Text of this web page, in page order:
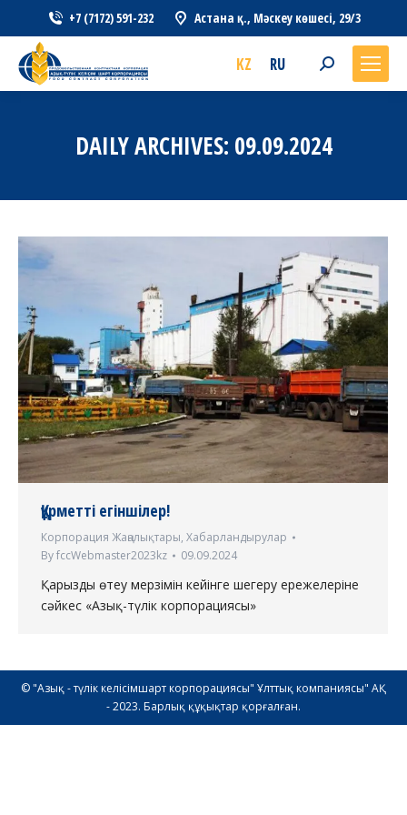
+7 (7172) 591-232 Астана қ., Мәскеу көшесі, 29/3
KZ RU Search:
DAILY ARCHIVES: 09.09.2024
Құрметті егіншілер!
Корпорация Жаңалықтары, Хабарландырулар
ByfccWebmaster2023kz 09.09.2024
Қарызды өтеу мерзімін кейінге шегеру ережелеріне
сәйкес «Азық-түлік корпорациясы»
© "Азық - түлік келісімшарт корпорациясы" Ұлттық компаниясы" АҚ
- 2023. Барлық құқықтар қорғалған.